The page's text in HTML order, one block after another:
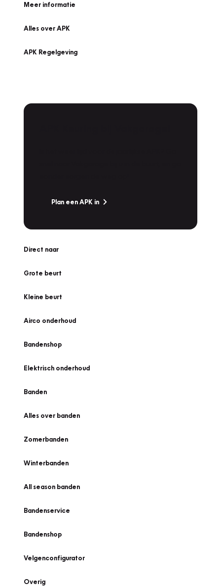
Meer informatie
Alles over APK
APK Regelgeving
Plan een APK in
Direct naar
Grote beurt
Kleine beurt
Airco onderhoud
Bandenshop
Elektrisch onderhoud
Banden
Alles over banden
Zomerbanden
Winterbanden
All season banden
Bandenservice
Bandenshop
Velgenconfigurator
Overig